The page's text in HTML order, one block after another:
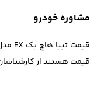
مشاوره خودرو
قیمت هستند از